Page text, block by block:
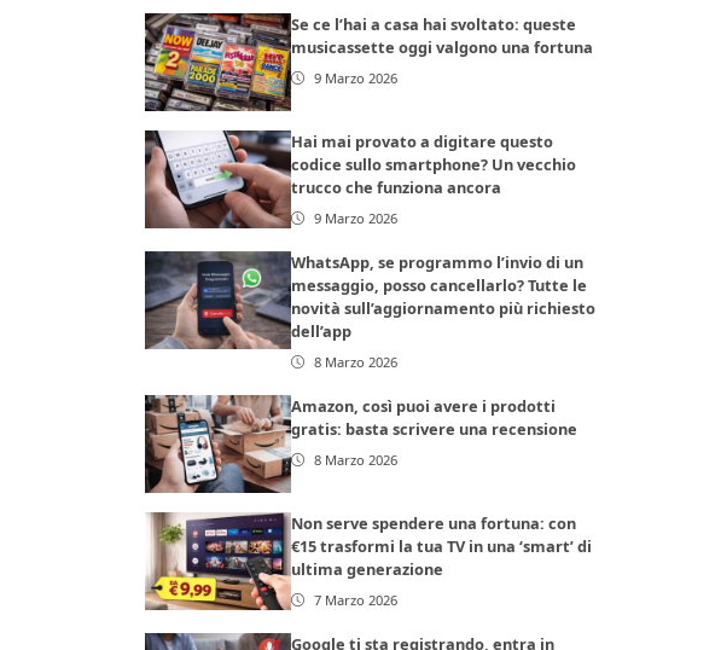
Se ce l’hai a casa hai svoltato: queste
musicassette oggi valgono una fortuna
9 Marzo 2026
Hai mai provato a digitare questo
codice sullo smartphone? Un vecchio
trucco che funziona ancora
9 Marzo 2026
WhatsApp, se programmo l’invio di un
messaggio, posso cancellarlo? Tutte le
novità sull’aggiornamento più richiesto
dell’app
8 Marzo 2026
Amazon, così puoi avere i prodotti
gratis: basta scrivere una recensione
8 Marzo 2026
Non serve spendere una fortuna: con
€15 trasformi la tua TV in una ‘smart’ di
ultima generazione
7 Marzo 2026
Google ti sta registrando, entra in